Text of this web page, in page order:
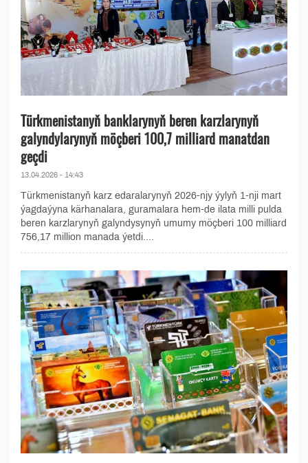
Türkmenistanyň banklarynyň beren karzlarynyň
galyndylarynyň möçberi 100,7 milliard manatdan
geçdi
13.04.2026 - 14:43
Türkmenistanyň karz edaralarynyň 2026-njy ýylyň 1-nji mart
ýagdaýyna kärhanalara, guramalara hem-de ilata milli pulda
beren karzlarynyň galyndysynyň umumy möçberi 100 milliard
756,17 million manada ýetdi....